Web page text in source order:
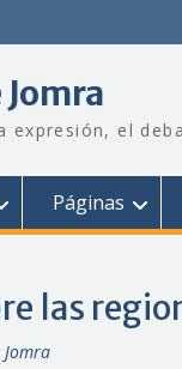
expresión, el
Páginas
las
Jomra